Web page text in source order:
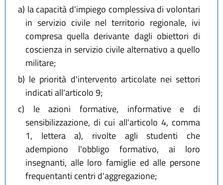
a) la capacità d'impiego complessiva di volontari
in servizio civile nel territorio regionale, ivi
compresa quella derivante dagli obiettori di
coscienza in servizio civile alternativo a quello
militare;
b) le priorità d'intervento articolate nei settori
indicati all'articolo 9;
c) le azioni formative, informative e di
sensibilizzazione, di cui all'articolo 4, comma
1, lettera a), rivolte agli studenti che
adempiono l'obbligo formativo, ai loro
insegnanti, alle loro famiglie ed alle persone
frequentanti centri d'aggregazione;